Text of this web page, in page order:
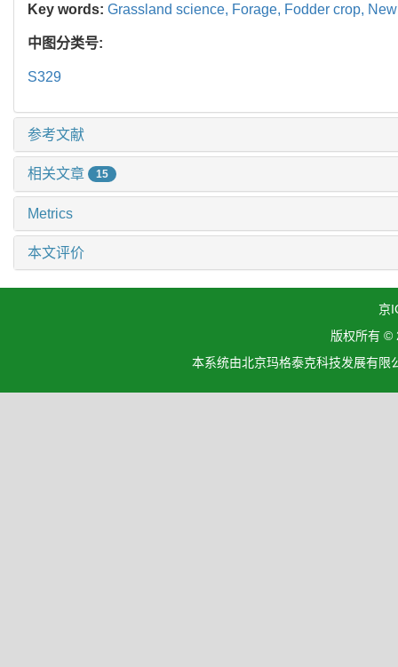
Key words: Grassland science, Forage, Fodder crop,
中图分类号:
S329
参考文献
相关文章 15
Metrics
本文评价
京
版权所有 ©
本系统由北京玛格泰克科技发展有